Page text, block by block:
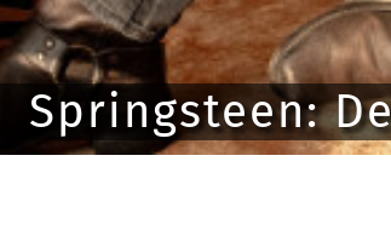
Springsteen: